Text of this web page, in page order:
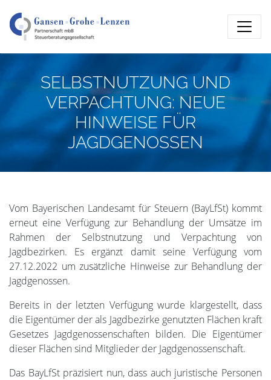
SELBSTNUTZUNG UND
VERPACHTUNG: NEUE
HINWEISE FÜR
JAGDGENOSSEN
Vom Bayerischen Landesamt für Steuern (BayLfSt) kommt
erneut eine Verfügung zur Behandlung der Umsätze im
Rahmen der Selbstnutzung und Verpachtung von
Jagdbezirken. Es ergänzt damit seine Verfügung vom
27.12.2022 um zusätzliche Hinweise zur Behandlung der
Jagdgenossen.
Bereits in der letzten Verfügung wurde klargestellt, dass
die Eigentümer der als Jagdbezirke genutzten Flächen kraft
Gesetzes Jagdgenossenschaften bilden. Die Eigentümer
dieser Flächen sind Mitglieder der Jagdgenossenschaft.
Das BayLfSt präzisiert nun, dass auch juristische Personen